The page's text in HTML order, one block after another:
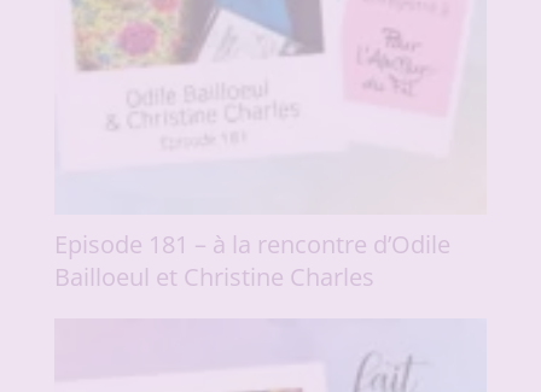
Episode 181 – à la rencontre d’Odile
Bailloeul et Christine Charles